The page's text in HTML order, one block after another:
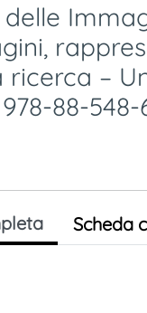
–
88-
Scheda